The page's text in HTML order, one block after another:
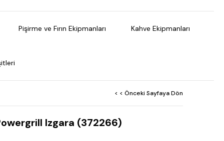
Pişirme ve Fırın Ekipmanları Kahve Ekipmanları
< < Önceki Sayfaya Dön
Izgara (372266)